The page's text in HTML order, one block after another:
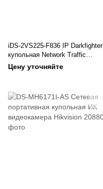
iDS-2VS225-F836 IP Darkfighter
купольная Network Traffic
видеокамера Hikvision
Цену уточняйте